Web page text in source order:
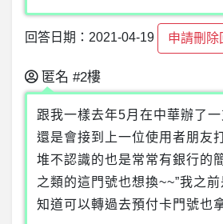
回答日期：2021-04-19 申請刪除
匿名 #2樓
跟我一樣去年5月在中華辦了
還是會接到上一位使用者朋友
堆不認識的也是常常有銀行的
之類的這門號也想換~~”我之
知道可以轉過去預付卡門號也